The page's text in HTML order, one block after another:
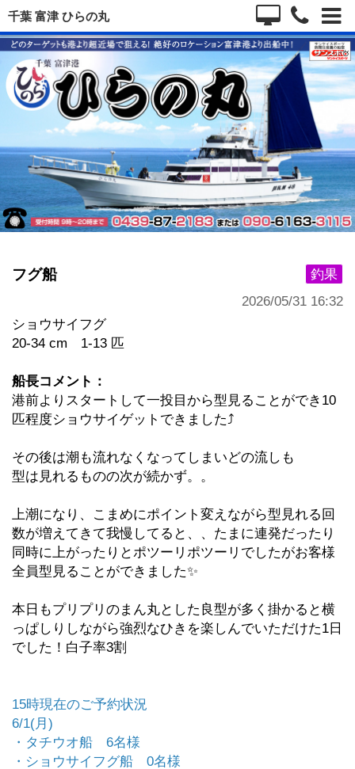
千葉 富津 ひらの丸
釣果
フグ船
2026/05/31 16:32
ショウサイフグ
20-34 cm 1-13 匹
船長コメント：
港前よりスタートして一投目から型見ることができ10
匹程度ショウサイゲットできました⤴️
その後は潮も流れなくなってしまいどの流しも
型は見れるものの次が続かず。。
上潮になり、こまめにポイント変えながら型見れる回
数が増えてきて我慢してると、、たまに連発だったり
同時に上がったりとポツーリポツーリでしたがお客様
全員型見ることができました✨
本日もプリプリのまん丸とした良型が多く掛かると横
っぱしりしながら強烈なひきを楽しんでいただけた1日
でした！白子率3割
15時現在のご予約状況
6/1(月)
・タチウオ船 6名様
・ショウサイフグ船 0名様